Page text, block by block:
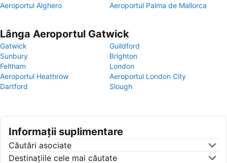
Aeroportul Alghero
Aeroportul Palma de Mallorca
Lânga Aeroportul Gatwick
Gatwick
Guildford
Sunbury
Brighton
Feltham
London
Aeroportul Heathrow
Aeroportul London City
Dartford
Slough
Informații suplimentare
Căutări asociate
Destinaţiile cele mai căutate